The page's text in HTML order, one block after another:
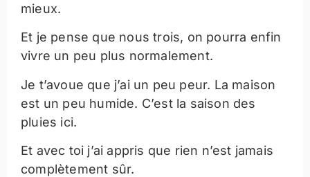
mieux.
Et je pense que nous trois, on pourra enfin
vivre un peu plus normalement.
Je t’avoue que j’ai un peu peur. La maison
est un peu humide. C’est la saison des
pluies ici.
Et avec toi j’ai appris que rien n’est jamais
complètement sûr.